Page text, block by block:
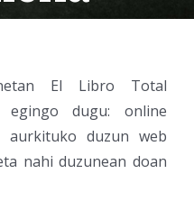
El Libro Total
dugu: online
aurkituko duzun web
nahi duzunean doan